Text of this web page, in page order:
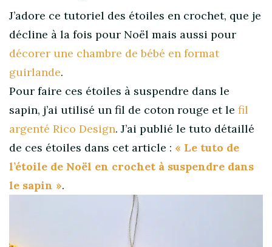
J’adore ce tutoriel des étoiles en crochet, que je
décline à la fois pour Noël mais aussi pour
décorer une chambre de bébé en format
guirlande.
Pour faire ces étoiles à suspendre dans le
sapin, j’ai utilisé un fil de coton rouge et le fil
argenté Rico Design. J’ai publié le tuto détaillé
de ces étoiles dans cet article : « Le tuto de
l’étoile de Noël en crochet à suspendre dans
le sapin ».